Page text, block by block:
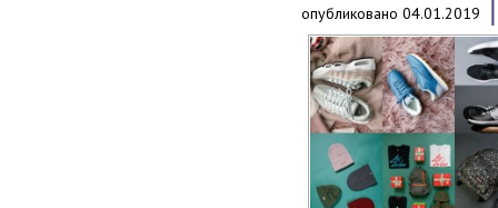
опубликовано 04.01.2019